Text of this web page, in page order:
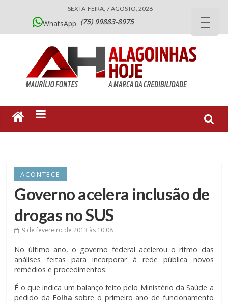
SEXTA-FEIRA, 7 AGOSTO, 2026
WhatsApp (75) 99883-8975
ACONTECE
Governo acelera inclusão de
drogas no SUS
9 de fevereiro de 2013 às 10:08
No último ano, o governo federal acelerou o ritmo das
análises feitas para incorporar à rede pública novos
remédios e procedimentos.
É o que indica um balanço feito pelo Ministério da Saúde a
pedido da Folha sobre o primeiro ano de funcionamento